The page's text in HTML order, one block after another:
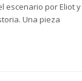
escenario por Eliot y
Una pieza